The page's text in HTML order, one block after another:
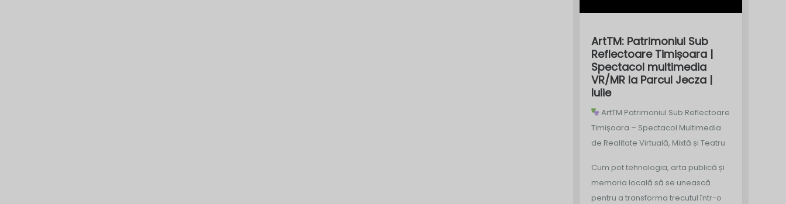
ArtTM: Patrimoniul Sub
Reflectoare Timișoara |
Spectacol multimedia
VR/MR la Parcul Jecza |
Iulie
ArtTM Patrimoniul Sub Reflectoare
Timișoara – Spectacol Multimedia
de Realitate Virtuală, Mixtă și Teatru
Cum pot tehnologia, arta publică și
memoria locală să se unească
pentru a transforma trecutul într-o